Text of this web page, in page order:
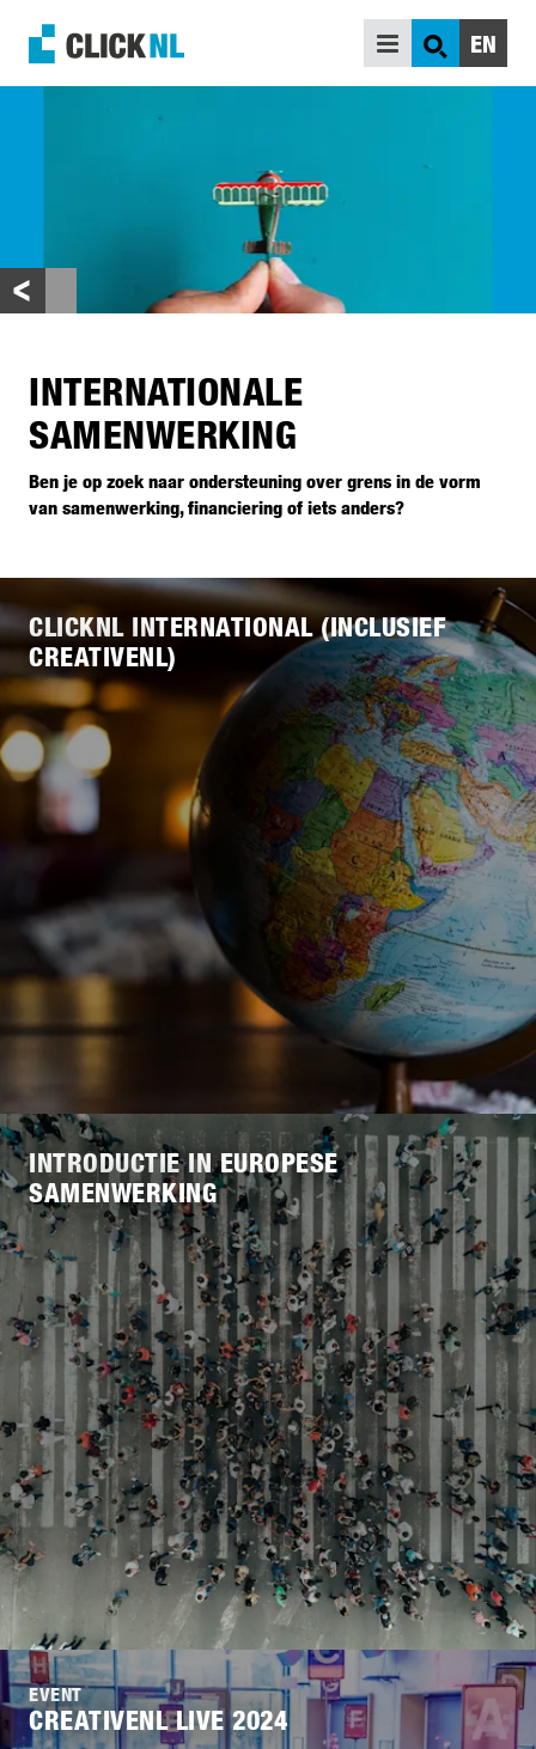
ONDERSTEUNING
VERDIEPING
ZOEK
EN
INTERNATIONALE
SAMENWERKING
Ben je op zoek naar ondersteuning over grens in de vorm
van samenwerking, financiering of iets anders?
CLICKNL INTERNATIONAL (INCLUSIEF
CREATIVENL)
INTRODUCTIE IN EUROPESE
SAMENWERKING
EVENT
CREATIVENL LIVE 2024